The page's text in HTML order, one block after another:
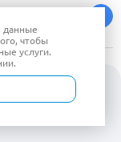
, данные
чтобы
услуги.
.